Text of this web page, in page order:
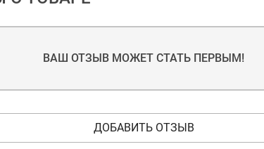
ВАШ ОТЗЫВ МОЖЕТ СТАТЬ ПЕРВЫМ!
ДОБАВИТЬ ОТЗЫВ